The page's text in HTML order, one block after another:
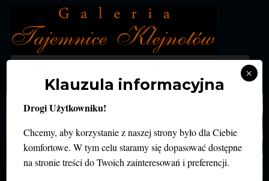
Klauzula informacyjna
Drogi Użytkowniku!
Chcemy, aby korzystanie z naszej strony było dla Ciebie
komfortowe. W tym celu staramy się dopasować dostępne
na stronie treści do Twoich zainteresowań i preferencji.
×